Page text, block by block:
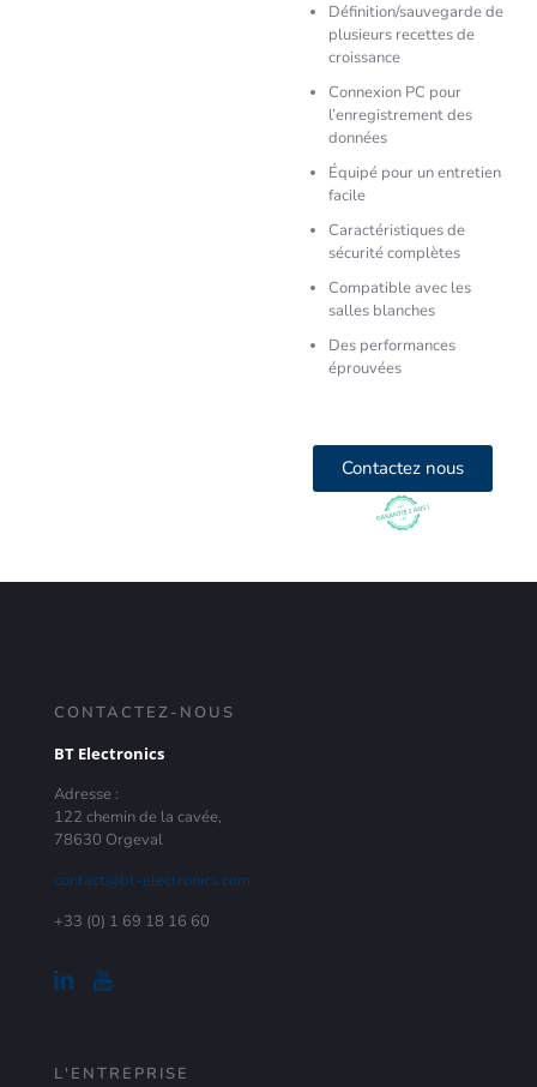
Définition/sauvegarde de
plusieurs recettes de
croissance
Connexion PC pour
l’enregistrement des
données
Équipé pour un entretien
facile
Caractéristiques de
sécurité complètes
Compatible avec les
salles blanches
Des performances
éprouvées
Contactez nous
CONTACTEZ-NOUS
BT Electronics
Adresse :
122 chemin de la cavée,
78630 Orgeval
contact@bt-electronics.com
+33 (0) 1 69 18 16 60
L'ENTREPRISE